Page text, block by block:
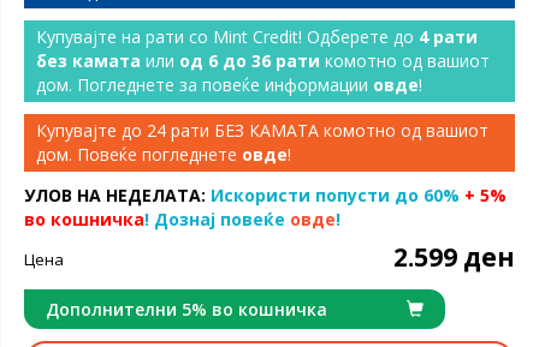
Купувајте на рати со Mint Credit! Одберете до 4 рати
без камата или од 6 до 36 рати комотно од вашиот
дом. Погледнете за повеќе информации овде!
Купувајте до 24 рати БЕЗ КАМАТА комотно од вашиот
дом. Повеќе погледнете овде!
УЛОВ НА НЕДЕЛАТА: Искористи попусти до 60% + 5%
во кошничка! Дознај повеќе овде!
Цена 2.599 ден
Дополнителни 5% во кошничка